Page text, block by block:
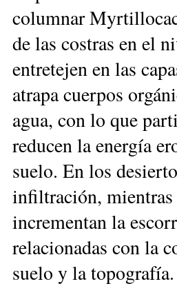
columnar
de las costras en el
entretejen en las
atrapa cuerpos
agua, con lo que
reducen la energía
suelo. En los
infiltración, mientras
incrementan la
relacionadas con la
suelo y la topografía.